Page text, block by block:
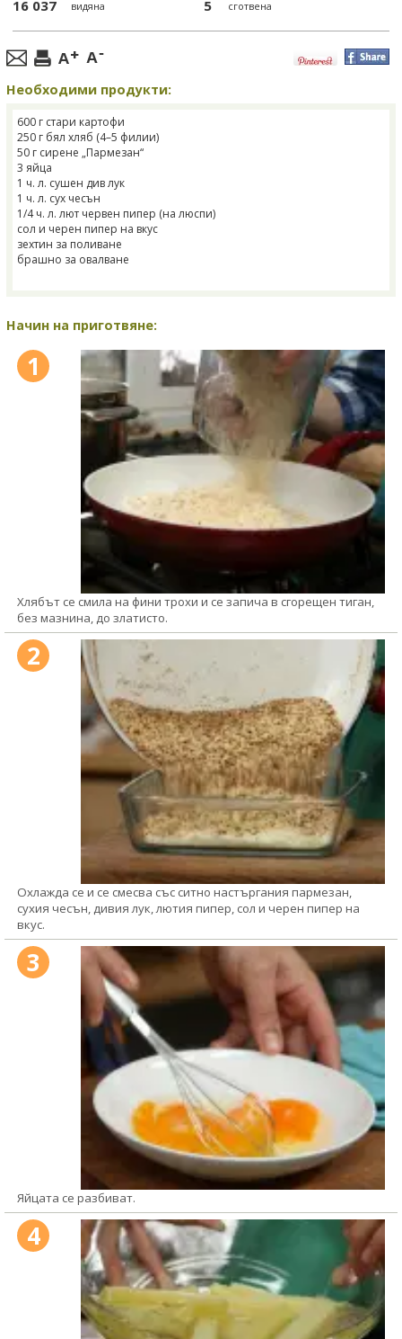
16 037 видяна 5 сготвена
Необходими продукти:
600 г стари картофи
250 г бял хляб (4–5 филии)
50 г сирене „Пармезан“
3 яйца
1 ч. л. сушен див лук
1 ч. л. сух чесън
1/4 ч. л. лют червен пипер (на люспи)
сол и черен пипер на вкус
зехтин за поливане
брашно за овалване
Начин на приготвяне:
1
Хлябът се смила на фини трохи и се запича в сгорещен тиган,
без мазнина, до златисто.
2
Охлажда се и се смесва със ситно настъргания пармезан,
сухия чесън, дивия лук, лютия пипер, сол и черен пипер на
вкус.
3
Яйцата се разбиват.
4